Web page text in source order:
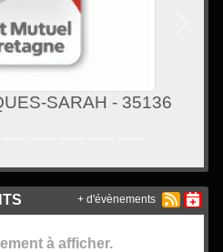
SARAH - 35136
à afficher.
+ d'évènements